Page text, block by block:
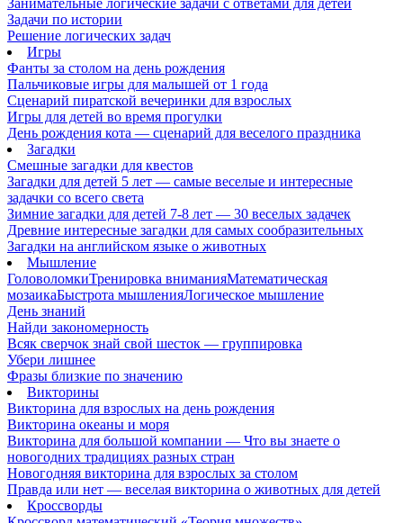
Занимательные логические задачи с ответами для детей
Задачи по истории
Решение логических задач
Игры
Фанты за столом на день рождения
Пальчиковые игры для малышей от 1 года
Сценарий пиратской вечеринки для взрослых
Игры для детей во время прогулки
День рождения кота — сценарий для веселого праздника
Загадки
Смешные загадки для квестов
Загадки для детей 5 лет — самые веселые и интересные
задачки со всего света
Зимние загадки для детей 7-8 лет — 30 веселых задачек
Древние интересные загадки для самых сообразительных
Загадки на английском языке о животных
Мышление
ГоловоломкиТренировка вниманияМатематическая
мозаикаБыстрота мышленияЛогическое мышление
День знаний
Найди закономерность
Всяк сверчок знай свой шесток — группировка
Убери лишнее
Фразы близкие по значению
Викторины
Викторина для взрослых на день рождения
Викторина океаны и моря
Викторина для большой компании — Что вы знаете о
новогодних традициях разных стран
Новогодняя викторина для взрослых за столом
Правда или нет — веселая викторина о животных для детей
Кроссворды